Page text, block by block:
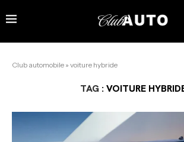
Club automobile » voiture hybride
TAG :VOITURE